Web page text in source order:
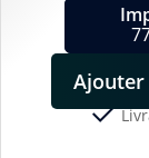
Ajouter